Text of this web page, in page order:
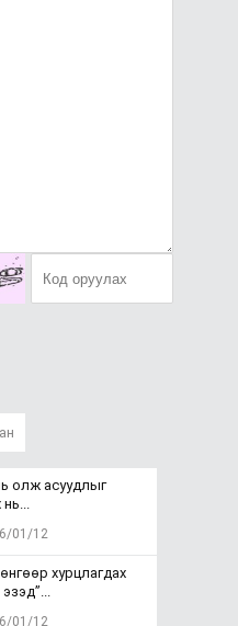
олж асуудлыг
01/12
хурцлагдах
01/12